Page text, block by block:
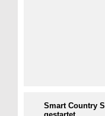
Smart Country